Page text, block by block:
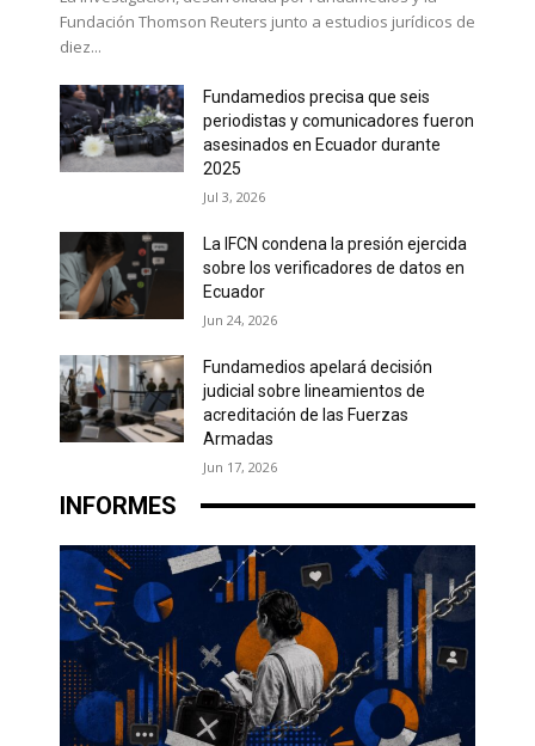
Fundación Thomson Reuters junto a estudios jurídicos de
diez...
Fundamedios precisa que seis
periodistas y comunicadores fueron
asesinados en Ecuador durante
2025
Jul 3, 2026
La IFCN condena la presión ejercida
sobre los verificadores de datos en
Ecuador
Jun 24, 2026
Fundamedios apelará decisión
judicial sobre lineamientos de
acreditación de las Fuerzas
Armadas
Jun 17, 2026
INFORMES